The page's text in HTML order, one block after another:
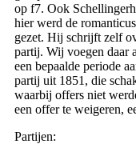
op f7. Ook
hier werd de
gezet. Hij schrijft zelf
partij. Wij voegen daar
een bepaalde periode
partij uit 1851, die
waarbij offers niet
een offer te weigeren,
Partijen: